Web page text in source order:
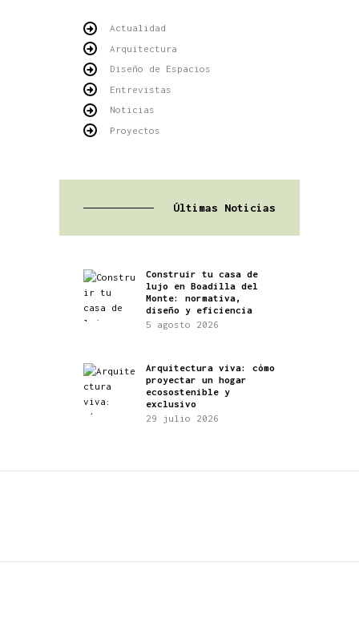
Actualidad
Arquitectura
Diseño de Espacios
Entrevistas
Noticias
Proyectos
Últimas Noticias
Construir tu casa de
lujo en Boadilla del
Monte: normativa,
diseño y eficiencia
5 agosto 2026
Arquitectura viva: cómo
proyectar un hogar
ecosostenible y
exclusivo
29 julio 2026